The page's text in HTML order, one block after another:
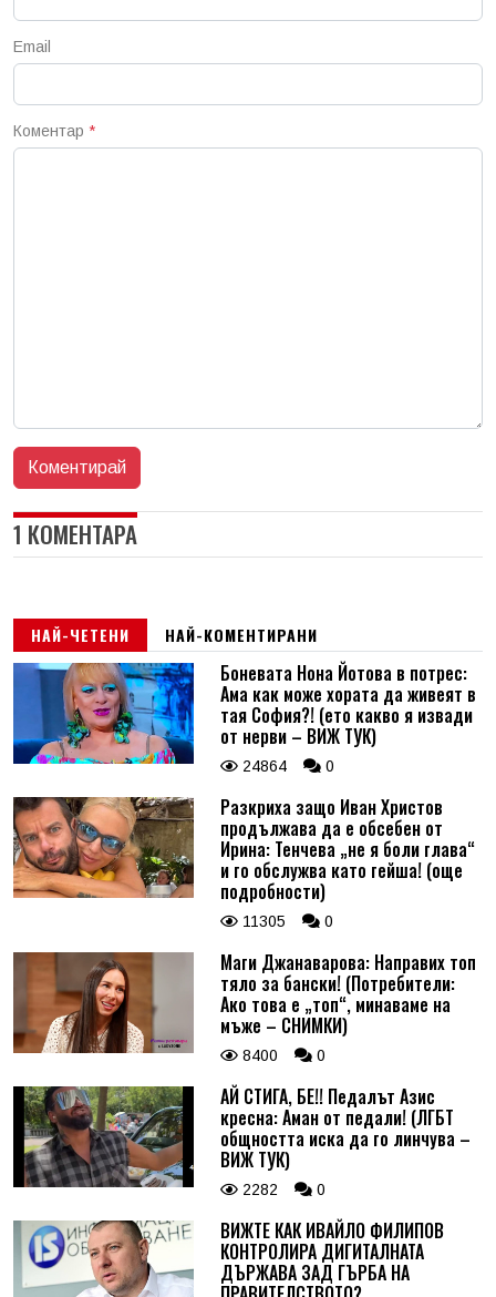
Email
Коментар *
1 КОМЕНТАРА
НАЙ-ЧЕТЕНИ НАЙ-КОМЕНТИРАНИ
Боневата Нона Йотова в потрес:
Ама как може хората да живеят в
тая София?! (ето какво я извади
от нерви – ВИЖ ТУК)
24864 0
Разкриха защо Иван Христов
продължава да е обсебен от
Ирина: Тенчева „не я боли глава“
и го обслужва като гейша! (още
подробности)
11305 0
Маги Джанаварова: Направих топ
тяло за бански! (Потребители:
Ако това е „топ“, минаваме на
мъже – СНИМКИ)
8400 0
АЙ СТИГА, БЕ!! Педалът Азис
кресна: Аман от педали! (ЛГБТ
общността иска да го линчува –
ВИЖ ТУК)
2282 0
ВИЖТЕ КАК ИВАЙЛО ФИЛИПОВ
КОНТРОЛИРА ДИГИТАЛНАТА
ДЪРЖАВА ЗАД ГЪРБА НА